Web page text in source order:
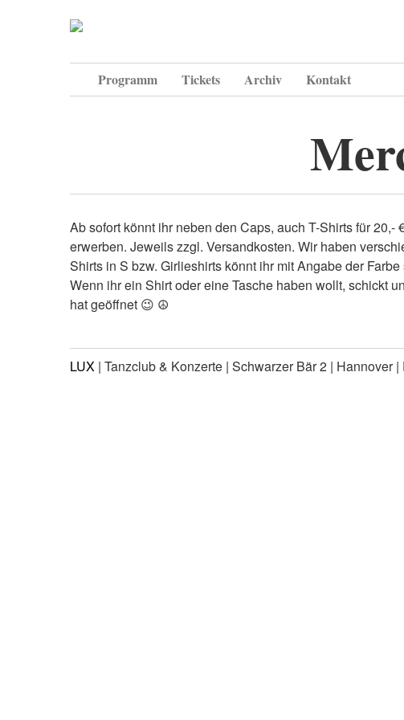
Programm Tickets Archiv Kontakt
Ab sofort könnt ihr neben den Caps, auch T-Shirts für
erwerben. Jeweils zzgl. Versandkosten. Wir haben
Shirts in S bzw. Girlieshirts könnt ihr mit Angabe der
Wenn ihr ein Shirt oder eine Tasche haben wollt, schickt
hat geöffnet 😉 ☮️
LUX | Tanzclub & Konzerte | Schwarzer Bär 2 | Hannover |